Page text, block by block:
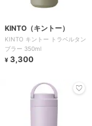
KINTO（キントー）
KINTO キントー トラベルタン
ブラー 350ml
¥ 3,300